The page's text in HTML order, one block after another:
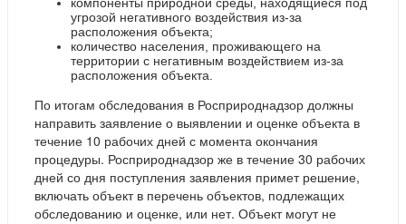
угрозой негативного воздействия из-за
расположения объекта;
количество населения, проживающего на
территории с негативным воздействием из-за
расположения объекта.
По итогам обследования в Росприроднадзор должны
направить заявление о выявлении и оценке объекта в
течение 10 рабочих дней с момента окончания
процедуры. Росприроднадзор же в течение 30 рабочих
дней со дня поступления заявления примет решение,
включать объект в перечень объектов, подлежащих
обследованию и оценке, или нет. Объект могут не